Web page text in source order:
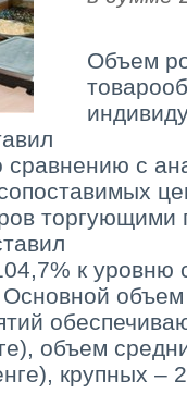
Объем
сравнению с
торгующими
к уровню
объем
объем
крупных –